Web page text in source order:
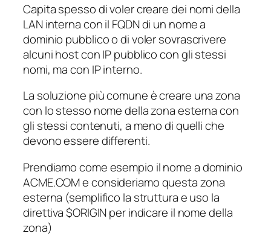
Capita spesso di voler creare dei nomi della
LAN interna con il FQDN di un nome a
dominio pubblico o di voler sovrascrivere
alcuni host con IP pubblico con gli stessi
nomi, ma con IP interno.
La soluzione più comune è creare una zona
con lo stesso nome della zona esterna con
gli stessi contenuti, a meno di quelli che
devono essere differenti.
Prendiamo come esempio il nome a dominio
ACME.COM e consideriamo questa zona
esterna (semplifico la struttura e uso la
direttiva $ORIGIN per indicare il nome della
zona)